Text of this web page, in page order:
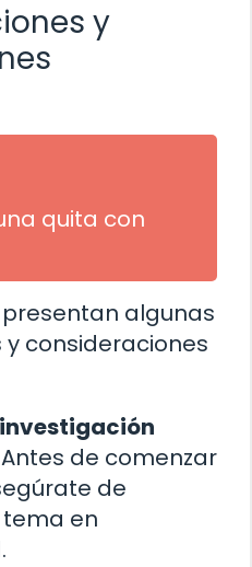
y
quita con
algunas
consideraciones
Antes de comenzar
de
en